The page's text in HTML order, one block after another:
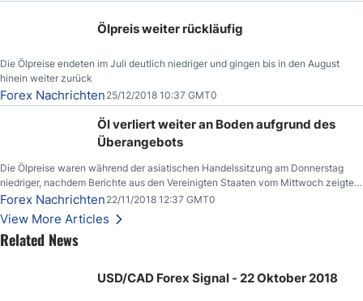
Ölpreis weiter rückläufig
Die Ölpreise endeten im Juli deutlich niedriger und gingen bis in den August
hinein weiter zurück
Forex Nachrichten 25/12/2018 10:37 GMT0
Öl verliert weiter an Boden aufgrund des
Überangebots
Die Ölpreise waren während der asiatischen Handelssitzung am Donnerstag
niedriger, nachdem Berichte aus den Vereinigten Staaten vom Mittwoch zeigten,
dass die US-Rohöllagerbestände den höchsten Stand seit Dezember 2017
erreichten.
Forex Nachrichten 22/11/2018 12:37 GMT0
View More Articles
Related News
USD/CAD Forex Signal - 22 Oktober 2018